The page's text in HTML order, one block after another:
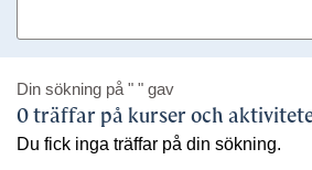
Din sökning på " " gav
0 träffar på kurser och
Du fick inga träffar på din sökning.